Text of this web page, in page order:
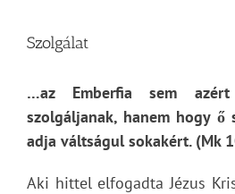
Szolgálat
…az Emberfia sem
szolgáljanak, hanem hogy ő
adja váltságul sokakért. (Mk
Aki hittel elfogadta Jézus